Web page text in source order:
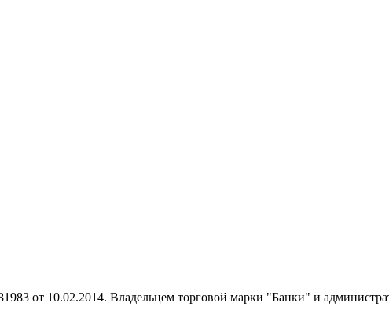
от 10.02.2014. Владельцем торговой марки "Банки" и